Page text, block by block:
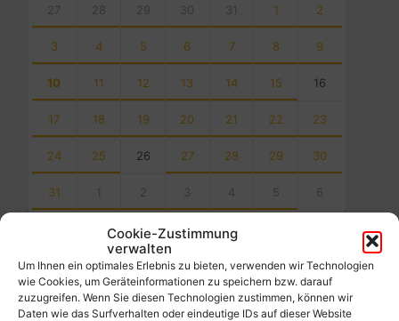
Cookie-Zustimmung
verwalten
Um Ihnen ein optimales Erlebnis zu bieten, verwenden wir Technologien
wie Cookies, um Geräteinformationen zu speichern bzw. darauf
zuzugreifen. Wenn Sie diesen Technologien zustimmen, können wir
Daten wie das Surfverhalten oder eindeutige IDs auf dieser Website
calendar
days
27 28 29 30 31 1 2
3 4 5 6 7 8 9
10 11 12 13 14 15 16
17 18 19 20 21 22 23
24 25 26 27 28 29 30
31 1 2 3 4 5 6
days
Filter